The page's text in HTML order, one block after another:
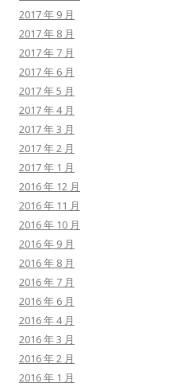
2017 年 9 月
2017 年 8 月
2017 年 7 月
2017 年 6 月
2017 年 5 月
2017 年 4 月
2017 年 3 月
2017 年 2 月
2017 年 1 月
2016 年 12 月
2016 年 11 月
2016 年 10 月
2016 年 9 月
2016 年 8 月
2016 年 7 月
2016 年 6 月
2016 年 4 月
2016 年 3 月
2016 年 2 月
2016 年 1 月